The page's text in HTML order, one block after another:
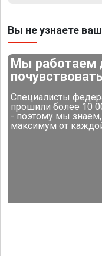
Вы не узнаете
Мы работаем
Специалисты
прошили более 10
- поэтому мы
максимум от